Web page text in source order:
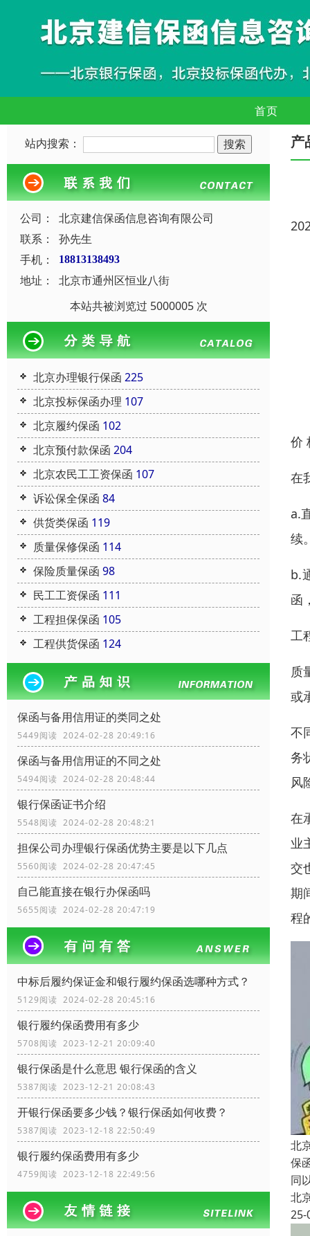
首页
站内搜索：
公司：
北京建信保函信息咨询有限公司
联系：
孙先生
手机：
18813138493
地址：
北京市通州区恒业八街
本站共被浏览过 5000005 次
北京办理银行保函 225
北京投标保函办理 107
北京履约保函 102
北京预付款保函 204
北京农民工工资保函 107
诉讼保全保函 84
供货类保函 119
质量保修保函 114
保险质量保函 98
民工工资保函 111
工程担保保函 105
工程供货保函 124
保函与备用信用证的类同之处
5449阅读 2024-02-28 20:49:16
保函与备用信用证的不同之处
5494阅读 2024-02-28 20:48:44
银行保函证书介绍
5548阅读 2024-02-28 20:48:21
担保公司办理银行保函优势主要是以下几点
5560阅读 2024-02-28 20:47:45
自己能直接在银行办保函吗
5655阅读 2024-02-28 20:47:19
中标后履约保证金和银行履约保函选哪种方式？
5129阅读 2024-02-28 20:45:16
银行履约保函费用有多少
5708阅读 2023-12-21 20:09:40
银行保函是什么意思 银行保函的含义
5387阅读 2023-12-21 20:08:43
开银行保函要多少钱？银行保函如何收费？
5387阅读 2023-12-18 22:50:49
银行履约保函费用有多少
4759阅读 2023-12-18 22:49:56
产
价
在
a.
续
b.
函
工
质
或
不
务
风
在
业
交
期
程
北
保
同
北
25-